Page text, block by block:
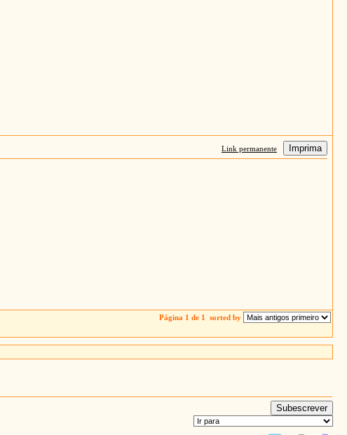
Link permanente Imprima
Página 1 de 1 sorted by
Subescrever